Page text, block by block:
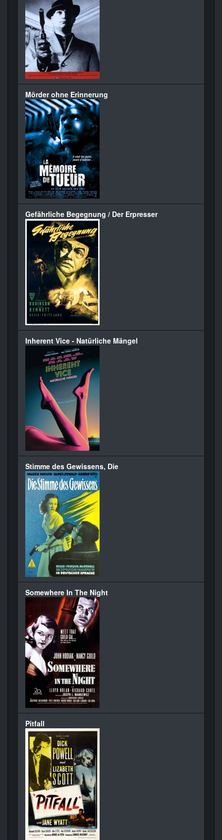
Mörder ohne Erinnerung
Gefährliche Begegnung / Der Erpresser
Inherent Vice - Natürliche Mängel
Stimme des Gewissens, Die
Somewhere In The Night
Pitfall